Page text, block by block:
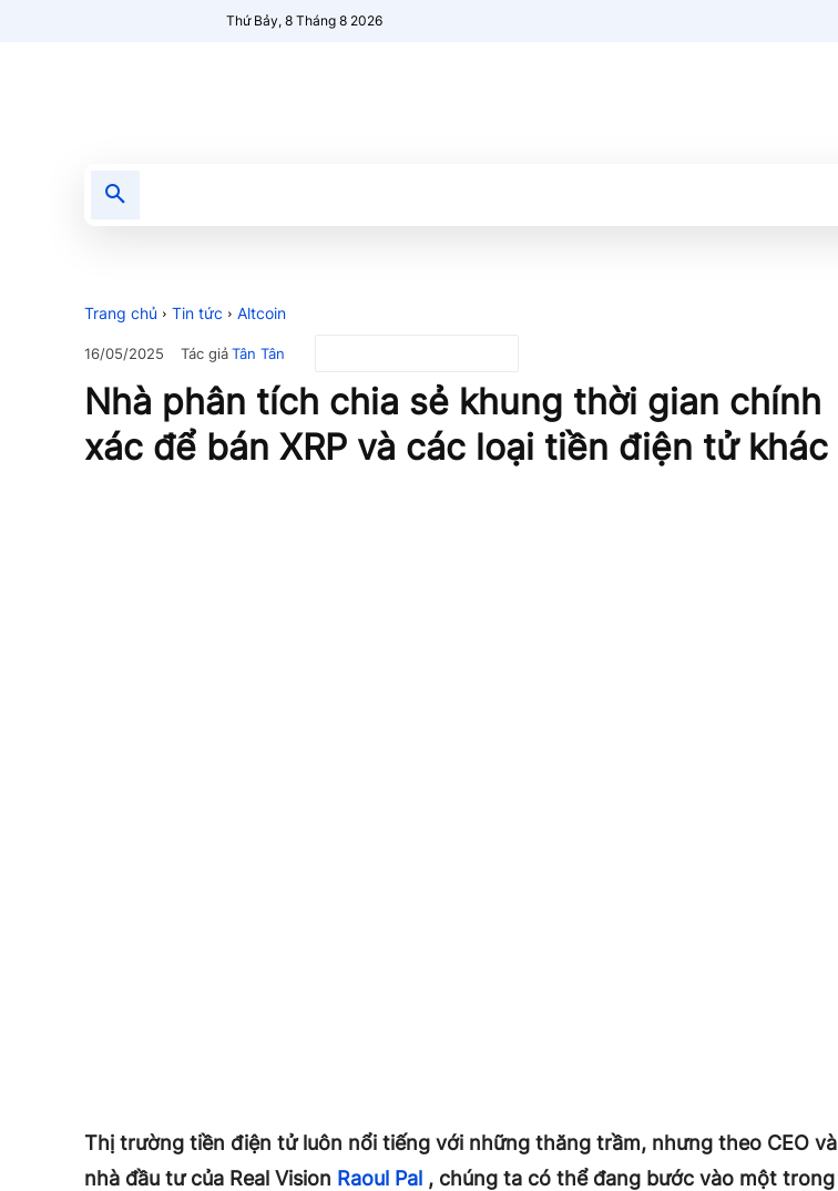
Thứ Bảy, 8 Tháng 8 2026
Trang chủ Tin tức Altcoin
16/05/2025 Tác giảTân Tân
Nhà phân tích chia sẻ khung thời gian chính
xác để bán XRP và các loại tiền điện tử khác
Thị trường tiền điện tử luôn nổi tiếng với những thăng trầm, nhưng theo CEO và
nhà đầu tư của Real Vision Raoul Pal , chúng ta có thể đang bước vào một trong